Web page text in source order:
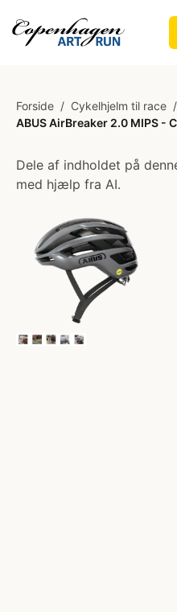
Forside / Cykelhjelm til race /
ABUS AirBreaker 2.0 MIPS -
Dele af indholdet på
med hjælp fra AI.